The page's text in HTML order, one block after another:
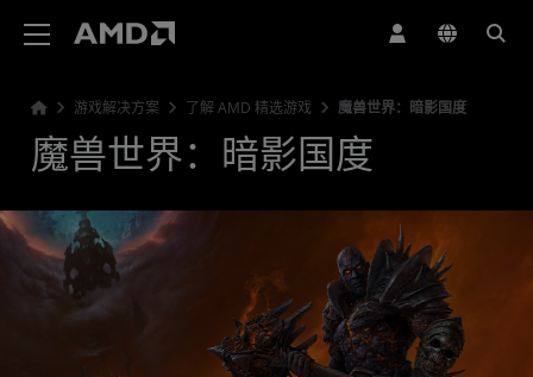
游戏解决方案 了解 AMD 精选游戏 魔兽世界：暗影国度
魔兽世界：暗影国度